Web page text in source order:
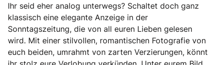
Ihr seid eher analog unterwegs? Schaltet doch ganz
klassisch eine elegante Anzeige in der
Sonntagszeitung, die von all euren Lieben gelesen
wird. Mit einer stilvollen, romantischen Fotografie von
euch beiden, umrahmt von zarten Verzierungen, könnt